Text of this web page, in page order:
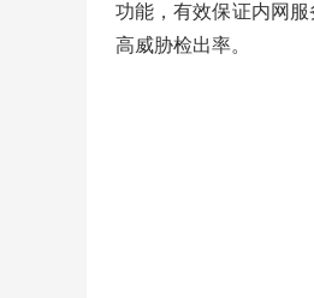
功能，有效保证内网
高威胁检出率。